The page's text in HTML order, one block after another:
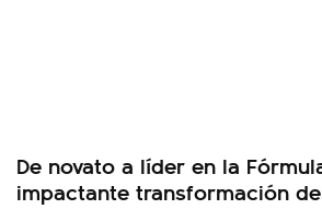
De novato a líder en la
impactante transformación